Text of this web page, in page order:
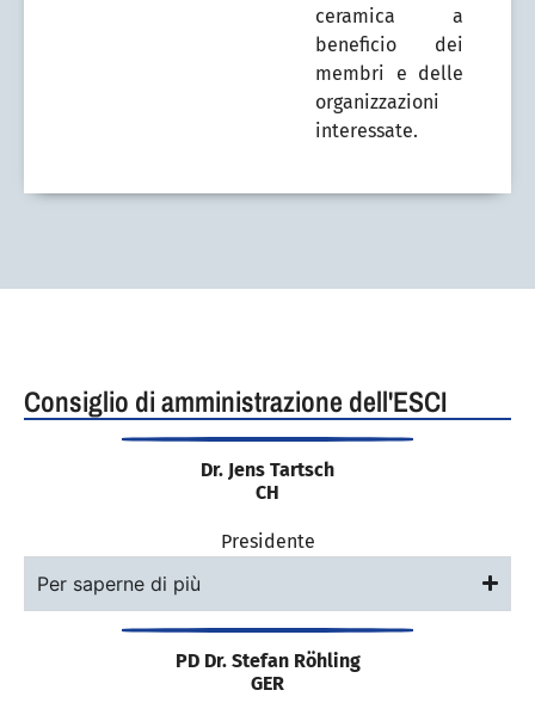
ceramica a
beneficio dei
membri e delle
organizzazioni
interessate.
Consiglio di amministrazione dell'ESCI
Dr. Jens Tartsch
CH
Presidente
Per saperne di più
PD Dr. Stefan Röhling
GER